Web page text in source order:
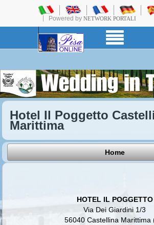
Powered by NETWORK PORTALI
Hotel Il Poggetto
Marittima
Home
HOTEL IL POGGETTO
Via Dei Giardini 1/3
56040 Castellina Marittima